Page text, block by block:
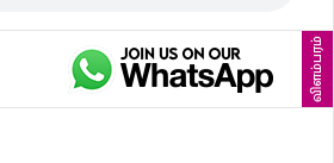
விளம்பரம்